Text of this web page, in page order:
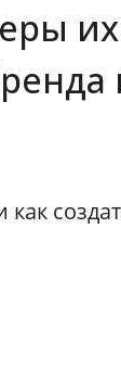
их
как